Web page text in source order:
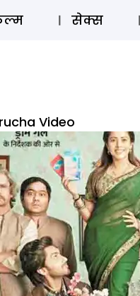
सेक्स
Video